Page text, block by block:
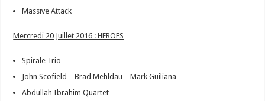
Massive Attack
Mercredi 20 Juillet 2016 : HEROES
Spirale Trio
John Scofield – Brad Mehldau – Mark Guiliana
Abdullah Ibrahim Quartet